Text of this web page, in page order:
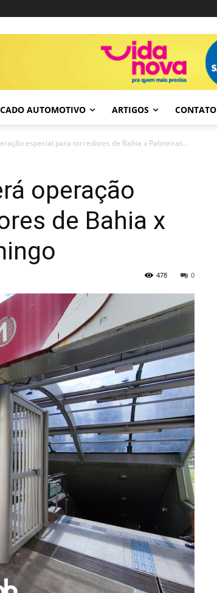
AUTOMOTIVO ARTIGOS CONTATO
especial para torcedores de Bahia x Palmeiras...
operação
de Bahia x
0
478